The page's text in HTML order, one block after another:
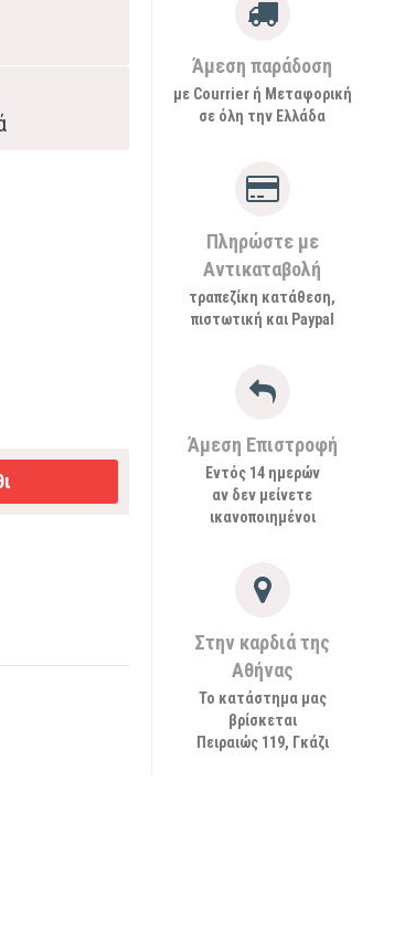
Άμεση παράδοση
με Courrier ή Μεταφορική
σε όλη την Ελλάδα
Πληρώστε με
Αντικαταβολή
τραπεζίκη κατάθεση,
πιστωτική και Paypal
Άμεση Επιστροφή
Εντός 14 ημερών
αν δεν μείνετε
ικανοποιημένοι
Στην καρδιά της
Αθήνας
Το κατάστημα μας
βρίσκεται
Πειραιώς 119, Γκάζι